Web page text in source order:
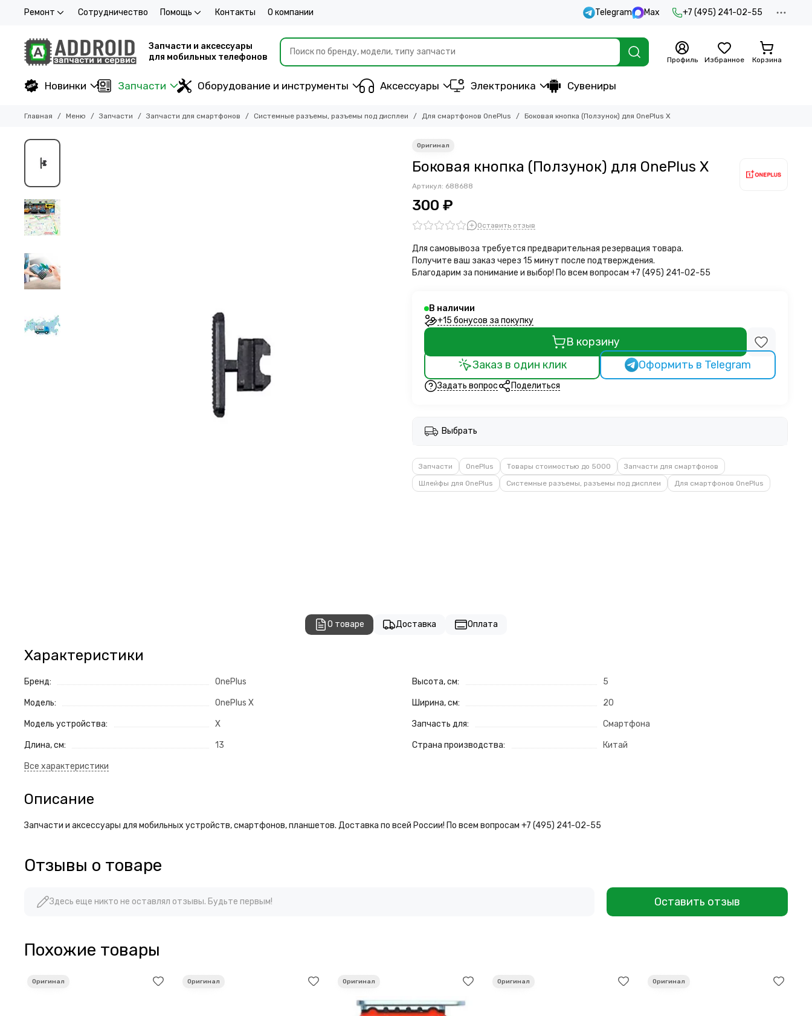
Ремонт Сотрудничество Помощь Контакты О компании Telegram Max +7 (495) 241-02-55
Запчасти и аксессуары
для мобильных телефонов
Профиль Избранное Корзина
Новинки Запчасти Оборудование и инструменты Аксессуары Электроника Сувениры
Главная Меню Запчасти Запчасти для смартфонов Системные разъемы, разъемы под дисплеи Для смартфонов OnePlus Боковая кнопка (Ползунок) для OnePlus X
Боковая кнопка (Ползунок) для OnePlus X
Артикул: 688688
300 ₽
Оставить отзыв
Для самовывоза требуется предварительная резервация товара.
Получите ваш заказ через 15 минут после подтверждения.
Благодарим за понимание и выбор! По всем вопросам +7 (495) 241-02-55
В наличии
+15 бонусов за покупку
В корзину
Заказ в один клик
Оформить в Telegram
Задать вопрос Поделиться
Выбрать
Запчасти OnePlus Товары стоимостью до 5000
Запчасти для смартфонов
Шлейфы для OnePlus
Системные разъемы, разъемы под дисплеи Для смартфонов OnePlus
О товаре Доставка Оплата
Характеристики
Бренд: OnePlus
Модель: OnePlus X
Модель устройства: X
Длина, см: 13
Высота, см: 5
Ширина, см: 20
Запчасть для: Смартфона
Страна производства: Китай
Описание
Запчасти и аксессуары для мобильных устройств, смартфонов, планшетов. Доставка по всей России! По всем вопросам +7 (495) 241-02-55
Отзывы о товаре
Здесь еще никто не оставлял отзывы. Будьте первым! Оставить отзыв
Похожие товары